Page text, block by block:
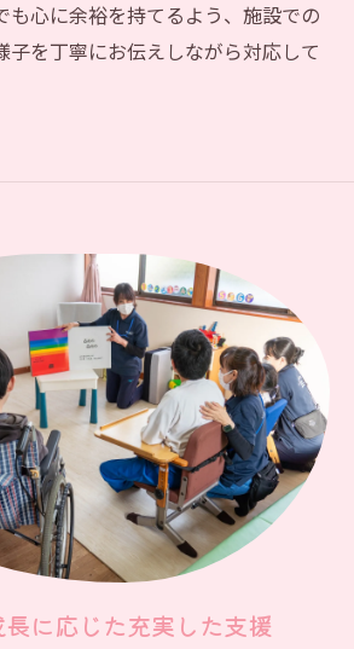
も心に余裕を持てるよう、施設での
子を丁寧にお伝えしながら対応して
に応じた充実した支援